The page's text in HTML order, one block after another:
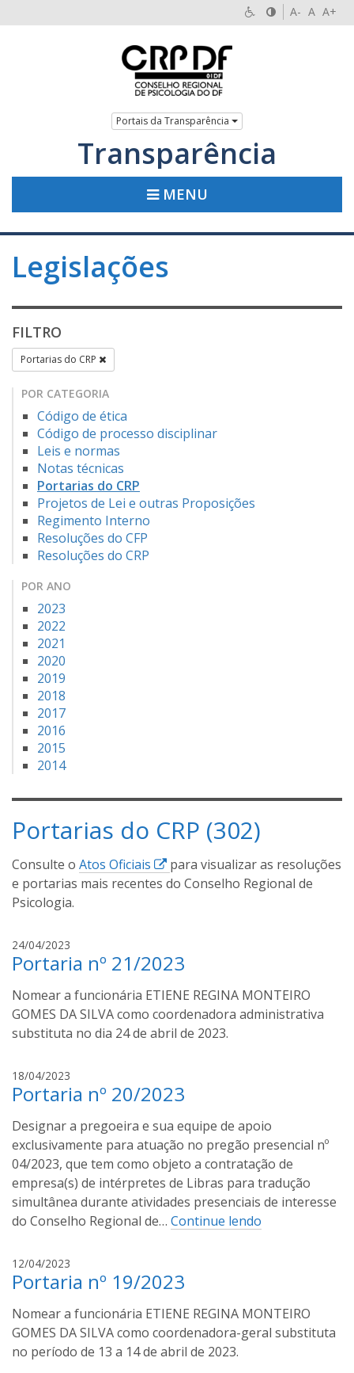
A- A A+
Portais da Transparência
Transparência
MENU
Legislações
FILTRO
Portarias do CRP
POR CATEGORIA
Código de ética
Código de processo disciplinar
Leis e normas
Notas técnicas
Portarias do CRP
Projetos de Lei e outras Proposições
Regimento Interno
Resoluções do CFP
Resoluções do CRP
POR ANO
2023
2022
2021
2020
2019
2018
2017
2016
2015
2014
Portarias do CRP (302)
Consulte o Atos Oficiais
E
s
i
k
a
b
r
e
m
u
m
a
n
a
a
n
e
para visualizar as resoluções
e portarias mais recentes do Conselho Regional de
Psicologia.
24/04/2023
v
n
i
l
c
o
a
Portaria nº 21/2023
Nomear a funcionária ETIENE REGINA MONTEIRO
GOMES DA SILVA como coordenadora administrativa
substituta no dia 24 de abril de 2023.
18/04/2023
v
n
i
l
d
o
u
c
a
Portaria nº 20/2023
Designar a pregoeira e sua equipe de apoio
exclusivamente para atuação no pregão presencial nº
04/2023, que tem como objeto a contratação de
empresa(s) de intérpretes de Libras para tradução
simultânea durante atividades presenciais de interesse
do Conselho Regional de… Continue lendo
12/04/2023
v
n
i
l
Portaria nº 19/2023
Nomear a funcionária ETIENE REGINA MONTEIRO
GOMES DA SILVA como coordenadora-geral substituta
no período de 13 a 14 de abril de 2023.